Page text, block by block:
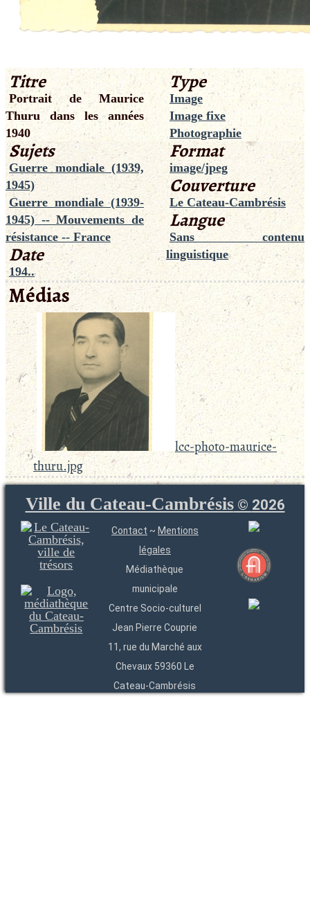
Titre
Portrait de Maurice
Thuru dans les années
1940
Sujets
Guerre mondiale (1939,
1945)
Guerre mondiale (1939-
1945) -- Mouvements de
résistance -- France
Date
194..
Type
Image
Image fixe
Photographie
Format
image/jpeg
Couverture
Le Cateau-Cambrésis
Langue
Sans contenu
linguistique
Médias
lcc-photo-maurice-
thuru.jpg
Ville du Cateau-Cambrésis© 2026
Contact ~ Mentions
légales
Médiathèque
municipale
Centre Socio-culturel
Jean Pierre Couprie
11, rue du Marché aux
Chevaux 59360 Le
Cateau-Cambrésis